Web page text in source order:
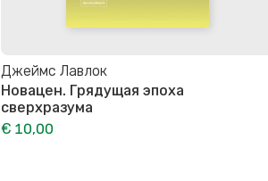
Джеймс Лавлок
Новацен. Грядущая эпоха
сверхразума
€ 10,00